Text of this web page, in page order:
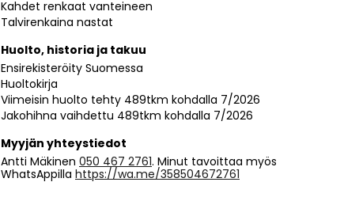
Kahdet renkaat vanteineen
Talvirenkaina nastat
Huolto, historia ja takuu
Ensirekisteröity Suomessa
Huoltokirja
Viimeisin huolto tehty 489tkm kohdalla 7/2026
Jakohihna vaihdettu 489tkm kohdalla 7/2026
Myyjän yhteystiedot
Antti Mäkinen 050 467 2761. Minut tavoittaa myös
WhatsAppilla https://wa.me/358504672761